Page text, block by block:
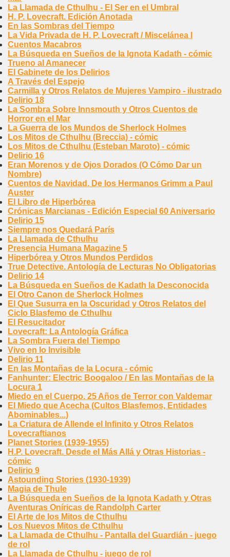
La Llamada de Cthulhu - El Ser en el Umbral
H. P. Lovecraft. Edición Anotada
En las Sombras del Tiempo
La Vida Privada de H. P. Lovecraft / Miscelánea I
Cuentos Macabros
La Búsqueda en Sueños de la Ignota Kadath - cómic
Trueno al Amanecer
El Gabinete de los Delirios
A Través del Espejo
Carmilla y Otros Relatos de Mujeres Vampiro - ilustrado
Delirio 18
La Sombra Sobre Innsmouth y Otros Cuentos de
Horror en el Mar
La Guerra de los Mundos de Sherlock Holmes
Los Mitos de Cthulhu (Breccia) - cómic
Los Mitos de Cthulhu (Esteban Maroto) - cómic
Delirio 16
Eran Morenos y de Ojos Dorados (O Cómo Dar un
Nombre)
Cuentos de Navidad. De los Hermanos Grimm a Paul
Auster
El Libro de Hiperbórea
Crónicas Marcianas - Edición Especial 60 Aniversario
Delirio 15
Siempre nos Quedará París
La Llamada de Cthulhu
Presencia Humana Magazine 5
Hiperbórea y Otros Mundos Perdidos
True Detective. Antología de Lecturas No Obligatorias
Delirio 14
La Búsqueda en Sueños de Kadath la Desconocida
El Otro Canon de Sherlock Holmes
El Que Susurra en la Oscuridad y Otros Relatos del
Ciclo Blasfemo de Cthulhu
El Resucitador
Lovecraft: La Antología Gráfica
La Sombra Fuera del Tiempo
Vivo en lo Invisible
Delirio 11
En las Montañas de la Locura - cómic
Fanhunter: Electric Boogaloo / En las Montañas de la
Locura 1
Miedo en el Cuerpo. 25 Años de Terror con Valdemar
El Miedo que Acecha (Cultos Blasfemos, Entidades
Abominables...)
La Criatura de Allende el Infinito y Otros Relatos
Lovecraftianos
Planet Stories (1939-1955)
H.P. Lovecraft. Desde el Más Allá y Otras Historias -
cómic
Delirio 9
Astounding Stories (1930-1939)
Magia de Thule
La Búsqueda en Sueños de la Ignota Kadath y Otras
Aventuras Oníricas de Randolph Carter
El Arte de los Mitos de Cthulhu
Los Nuevos Mitos de Cthulhu
La Llamada de Cthulhu - Pantalla del Guardián - juego
de rol
La Llamada de Cthulhu - juego de rol